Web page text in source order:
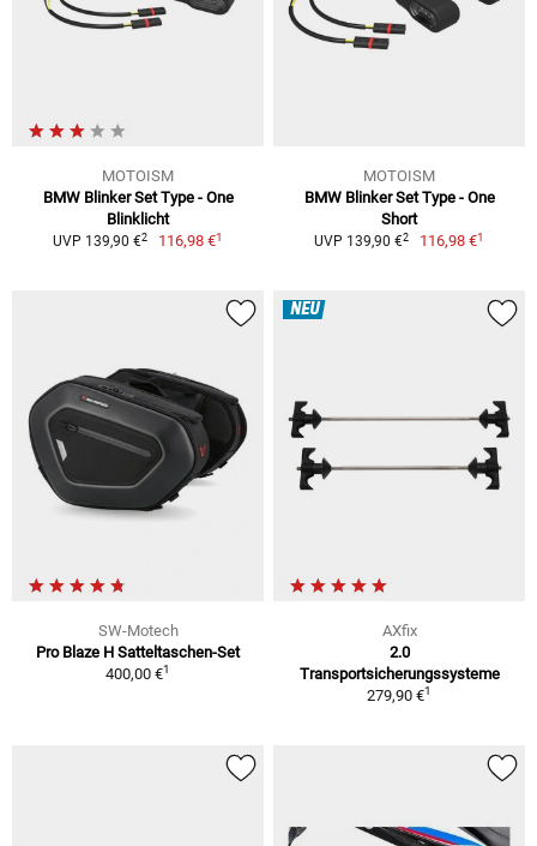
MOTOISM
BMW Blinker Set Type - One
Blinklicht
UVP 139,90 €2 116,98 €1
MOTOISM
BMW Blinker Set Type - One
Short
UVP 139,90 €2 116,98 €1
SW-Motech
Pro Blaze H Satteltaschen-Set
400,00 €1
NEU
AXfix
2.0
Transportsicherungssysteme
279,90 €1